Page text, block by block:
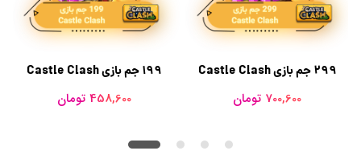
199 جم بازی Castle Clash
458,600 تومان
299 جم بازی Castle Clash
700,600 تومان